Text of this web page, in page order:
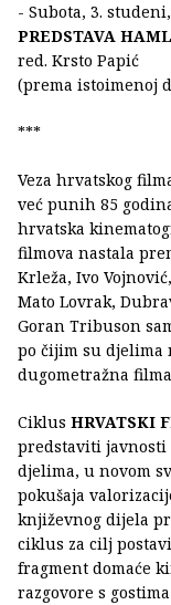
- Subota, 3.
PREDSTAVA
red. Krsto Papić
(prema istoimenoj
***
Veza hrvatskog
već punih 85
hrvatska
filmova nastala
Krleža, Ivo
Mato Lovrak,
Goran Tribuson
po čijim su djelima
dugometražna
Ciklus HRVATSKI
predstaviti javnosti
djelima, u novom
pokušaja
književnog dijela
ciklus za cilj
fragment domaće
razgovore s